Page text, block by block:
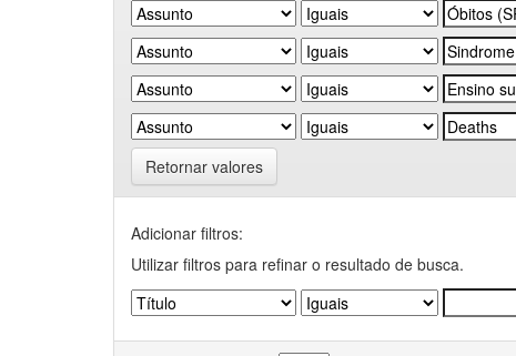
Retornar valores
Adicionar filtros:
Utilizar filtros para refinar o resultado de busca.